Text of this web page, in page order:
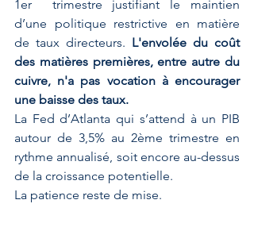
1er  trimestre justifiant le maintien
d’une politique restrictive en matière
de taux directeurs. L'envolée du coût
des matières premières, entre autre du
cuivre, n'a pas vocation à encourager
une baisse des taux.
La Fed d’Atlanta qui s’attend à un PIB
autour de 3,5% au 2ème trimestre en
rythme annualisé, soit encore au-dessus
de la croissance potentielle.
La patience reste de mise.